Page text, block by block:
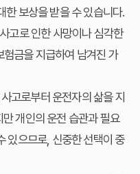
한 보상을 받을 수 있습니다.
고로 인한 사망이나 심각한
금을 지급하여 남겨진 가
고로부터 운전자의 삶을 지
개인의 운전 습관과 필요
있으므로, 신중한 선택이 중